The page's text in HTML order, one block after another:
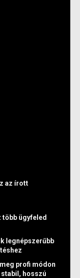
az írott
több ügyfeled
legnépszerűbb
profi módon
stabil, hosszú